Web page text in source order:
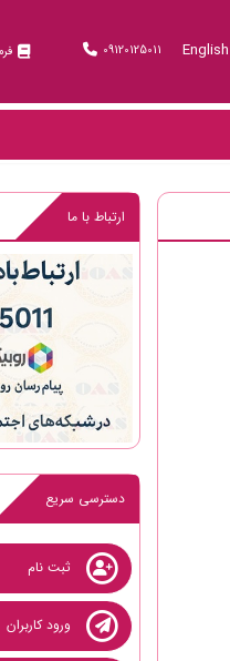
English
09120125011
ارتباط با ما
دسترسی سریع
ثبت نام
ورود کاربران